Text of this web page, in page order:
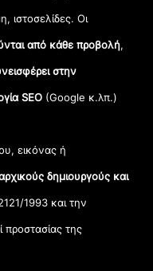
ιστοσελίδες. Οι
από κάθε προβολή,
στην
SEO (Google κ.λπ.)
εικόνας ή
δημιουργούς και
1993 και την
της